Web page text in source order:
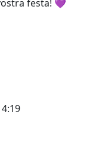
festa! 💜